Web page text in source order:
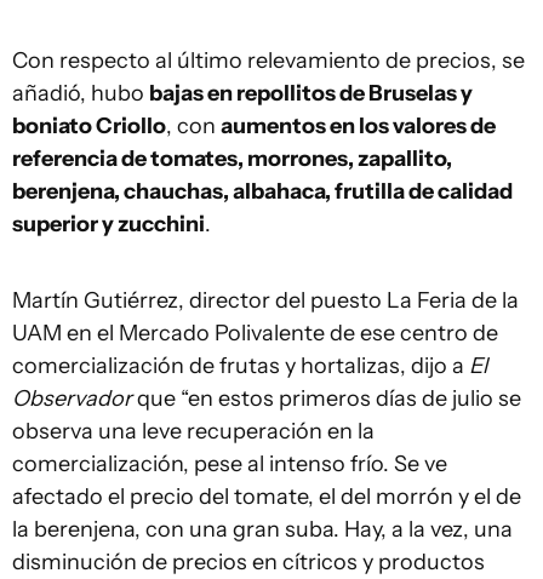
Con respecto al último relevamiento de precios, se
añadió, hubo bajas en repollitos de Bruselas y
boniato Criollo, con aumentos en los valores de
referencia de tomates, morrones, zapallito,
berenjena, chauchas, albahaca, frutilla de calidad
superior y zucchini.
Martín Gutiérrez, director del puesto La Feria de la
UAM en el Mercado Polivalente de ese centro de
comercialización de frutas y hortalizas, dijo a El
Observadorque “en estos primeros días de julio se
observa una leve recuperación en la
comercialización, pese al intenso frío. Se ve
afectado el precio del tomate, el del morrón y el de
la berenjena, con una gran suba. Hay, a la vez, una
disminución de precios en cítricos y productos